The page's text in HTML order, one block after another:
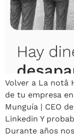
Volver a La notâ
de tu empresa
Munguía | CEO
Linkedin Y
Durante años